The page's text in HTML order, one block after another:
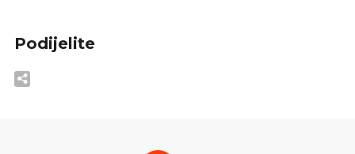
Podijelite